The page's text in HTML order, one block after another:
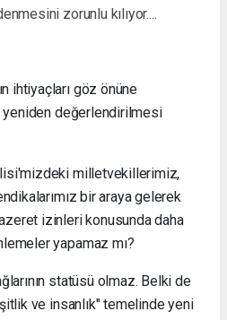
zorunlu kılıyor....
ihtiyaçları göz önüne
yeniden değerlendirilmesi
milletvekillerimiz,
bir araya gelerek
izinleri konusunda daha
yapamaz mı?
statüsü olmaz. Belki de
ve insanlık" temelinde yeni